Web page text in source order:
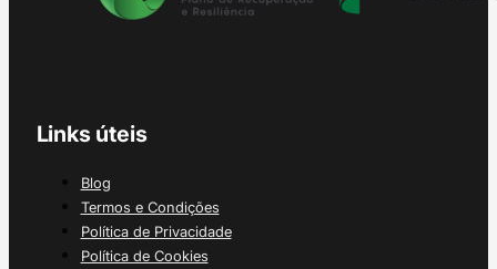
Links úteis
Blog
Termos e Condições
Política de Privacidade
Política de Cookies